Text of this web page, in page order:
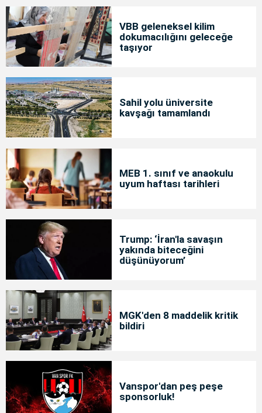
VBB geleneksel kilim
dokumacılığını geleceğe
taşıyor
Sahil yolu üniversite
kavşağı tamamlandı
MEB 1. sınıf ve anaokulu
uyum haftası tarihleri
Trump: ‘İran'la savaşın
yakında biteceğini
düşünüyorum’
MGK'den 8 maddelik kritik
bildiri
Vanspor'dan peş peşe
sponsorluk!